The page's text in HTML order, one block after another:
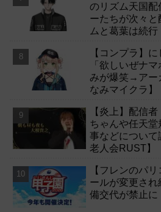
のリズム天国
ーたちが次々
ムと葛葉は続行
【コンプラ】
「欲しいぜナ
みが爆笑→アー
なみマイクラ】
【炎上】配信
ちゃんや任天
事などについ
老人会RUST】
【フレンのパ
ールが変更さ
備交代が禁止に